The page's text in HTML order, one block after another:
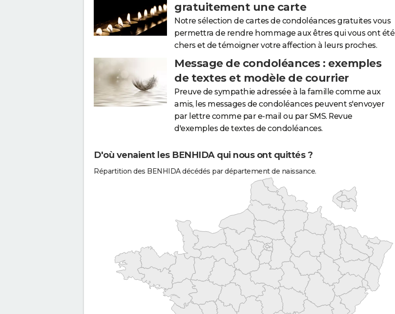
gratuitement une carte
Notre sélection de cartes de condoléances gratuites vous
permettra de rendre hommage aux êtres qui vous ont été
chers et de témoigner votre affection à leurs proches.
Message de condoléances : exemples
de textes et modèle de courrier
Preuve de sympathie adressée à la famille comme aux
amis, les messages de condoléances peuvent s'envoyer
par lettre comme par e-mail ou par SMS. Revue
d'exemples de textes de condoléances.
D'où venaient les BENHIDA qui nous ont quittés ?
Répartition des BENHIDA décédés par département de naissance.